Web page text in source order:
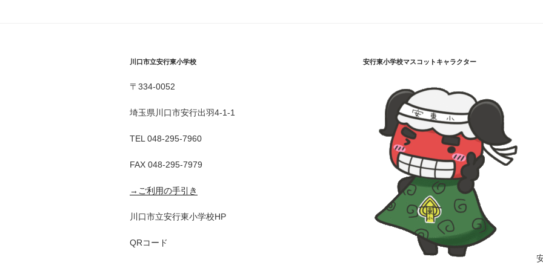
川口市立安行東小学校
〒334-0052
埼玉県川口市安行出羽4-1-1
TEL 048-295-7960
FAX 048-295-7979
→ご利用の手引き
川口市立安行東小学校HP
QRコード
安行東小学校マスコットキャラクター